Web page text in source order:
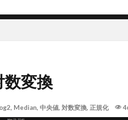
変換
, Median, 中央値, 対数変換, 正規化